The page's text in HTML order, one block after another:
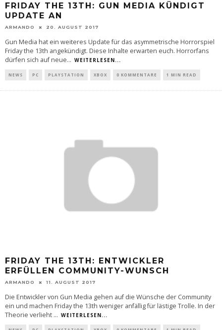
FRIDAY THE 13TH: GUN MEDIA KÜNDIGT
UPDATE AN
ARMANDO 20. AUGUST 2017
Gun Media hat ein weiteres Update für das asymmetrische Horrorspiel
Friday the 13th angekündigt. Diese Inhalte erwarten euch. Horrorfans
dürfen sich auf neue... WEITERLESEN...
NEWS PC PLAYSTATION XBOX 0 KOMMENTARE 1 MIN READ
FRIDAY THE 13TH: ENTWICKLER
ERFÜLLEN COMMUNITY-WUNSCH
ARMANDO 11. AUGUST 2017
Die Entwickler von Gun Media gehen auf die Wünsche der Community
ein und machen Friday the 13th weniger anfällig für lästige Trolle. In der
Theorie verlieht ... WEITERLESEN...